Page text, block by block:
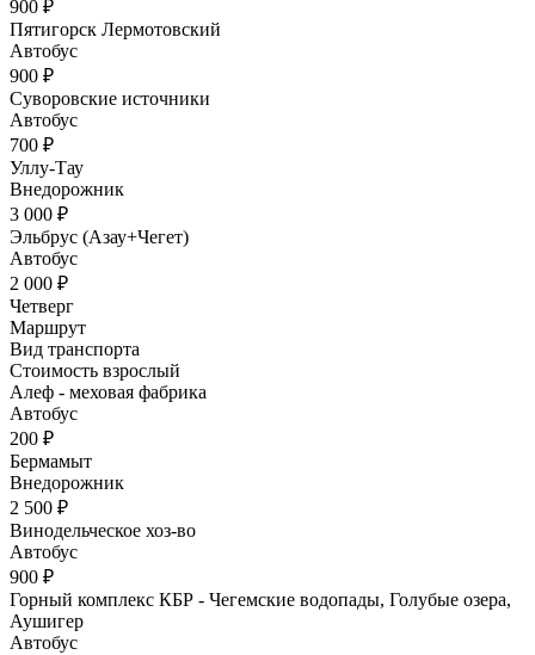
900 ₽
Пятигорск Лермотовский
Автобус
900 ₽
Суворовские источники
Автобус
700 ₽
Уллу-Тау
Внедорожник
3 000 ₽
Эльбрус (Азау+Чегет)
Автобус
2 000 ₽
Четверг
Маршрут
Вид транспорта
Стоимость взрослый
Алеф - меховая фабрика
Автобус
200 ₽
Бермамыт
Внедорожник
2 500 ₽
Винодельческое хоз-во
Автобус
900 ₽
Горный комплекс КБР - Чегемские водопады, Голубые озера,
Аушигер
Автобус